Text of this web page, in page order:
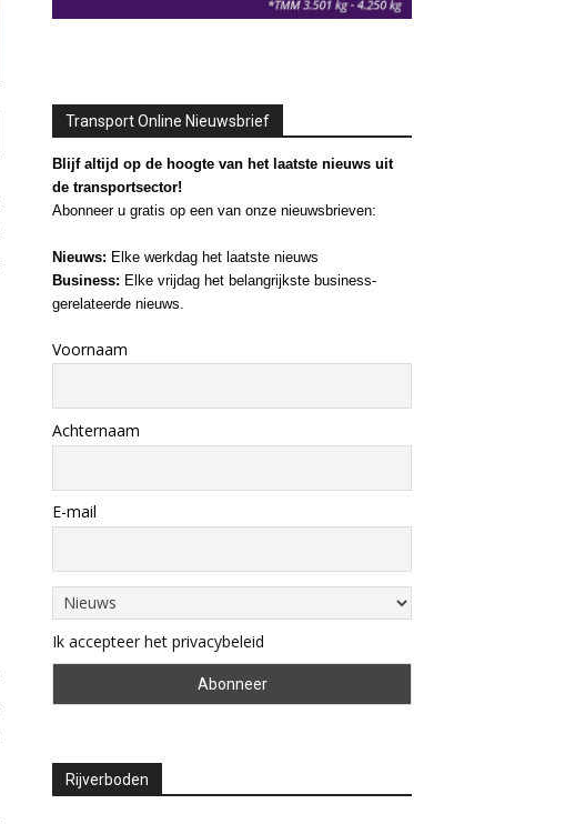
Transport Online Nieuwsbrief
Blijf altijd op de hoogte van het laatste nieuws uit
de transportsector!
Abonneer u gratis op een van onze nieuwsbrieven:
Nieuws: Elke werkdag het laatste nieuws
Business: Elke vrijdag het belangrijkste business-
gerelateerde nieuws.
Voornaam
Achternaam
E-mail
Ik accepteer het privacybeleid
Rijverboden